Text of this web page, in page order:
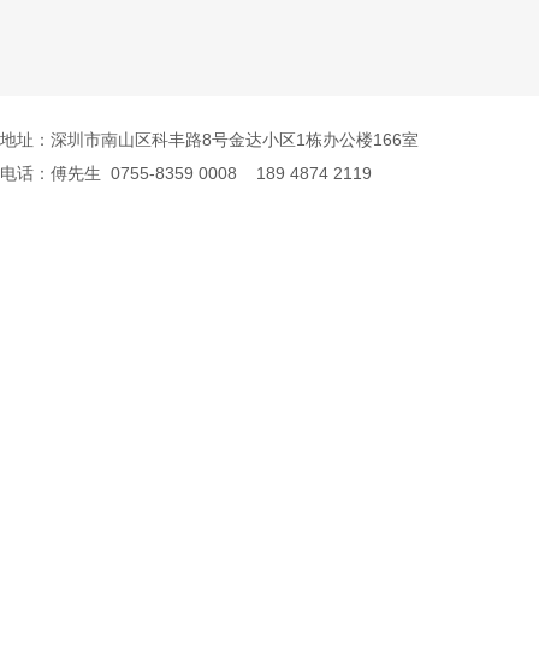
地址：深圳市南山区科丰路8号金达小区1栋办公楼166室
电话：傅先生 0755-8359 0008 189 4874 2119